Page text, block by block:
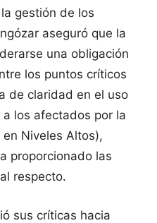
gestión de los
aseguró que la
una obligación
los puntos críticos
de claridad en el uso
los afectados por la
Niveles Altos),
proporcionado las
respecto.
sus críticas hacia